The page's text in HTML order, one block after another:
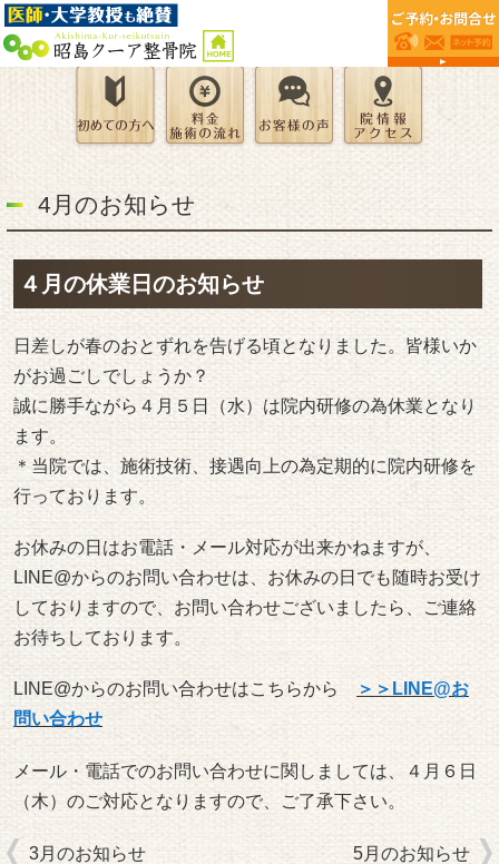
4月のお知らせ
４月の休業日のお知らせ
日差しが春のおとずれを告げる頃となりました。皆様いか
がお過ごしでしょうか？
誠に勝手ながら４月５日（水）は院内研修の為休業となり
ます。
＊当院では、施術技術、接遇向上の為定期的に院内研修を
行っております。
お休みの日はお電話・メール対応が出来かねますが、
LINE@からのお問い合わせは、お休みの日でも随時お受け
しておりますので、お問い合わせございましたら、ご連絡
お待ちしております。
LINE@からのお問い合わせはこちらから
＞＞LINE@お
問い合わせ
メール・電話でのお問い合わせに関しましては、４月６日
（木）のご対応となりますので、ご了承下さい。
3月のお知らせ 5月のお知らせ